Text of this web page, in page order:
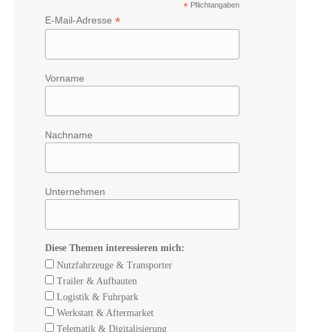
* Pflichtangaben
E-Mail-Adresse *
Vorname
Nachname
Unternehmen
Diese Themen interessieren mich:
Nutzfahrzeuge & Transporter
Trailer & Aufbauten
Logistik & Fuhrpark
Werkstatt & Aftermarket
Telematik & Digitalisierung